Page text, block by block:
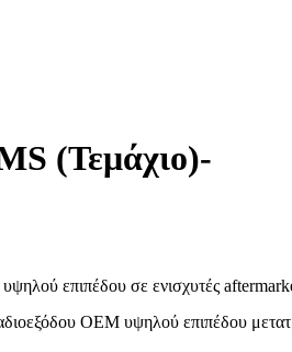
(Τεμάχιο)-
επιπέδου σε ενισχυτές
OEM υψηλού επιπέδου